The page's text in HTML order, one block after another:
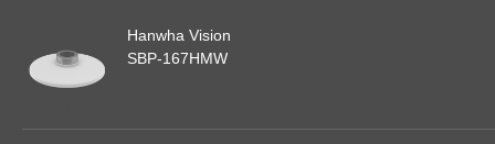
Hanwha Vision
SBP-167HMW